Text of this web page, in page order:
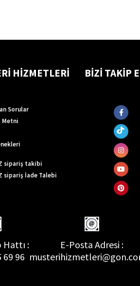
HİZMETLERİ
Sorular
Metni
sipariş takibi
sipariş İade Talebi
BİZİ TAKİP
:
69 96
E-Posta Adresi :